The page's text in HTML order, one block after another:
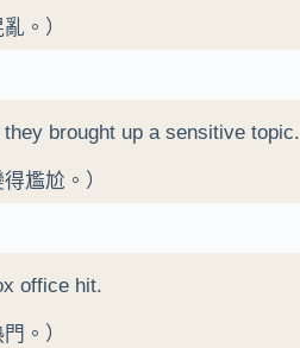
。）
they brought up a sensitive topic.
尷尬。）
office hit.
。）